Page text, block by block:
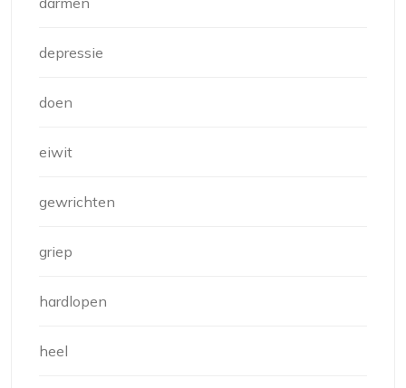
depressie
doen
eiwit
gewrichten
griep
hardlopen
heel